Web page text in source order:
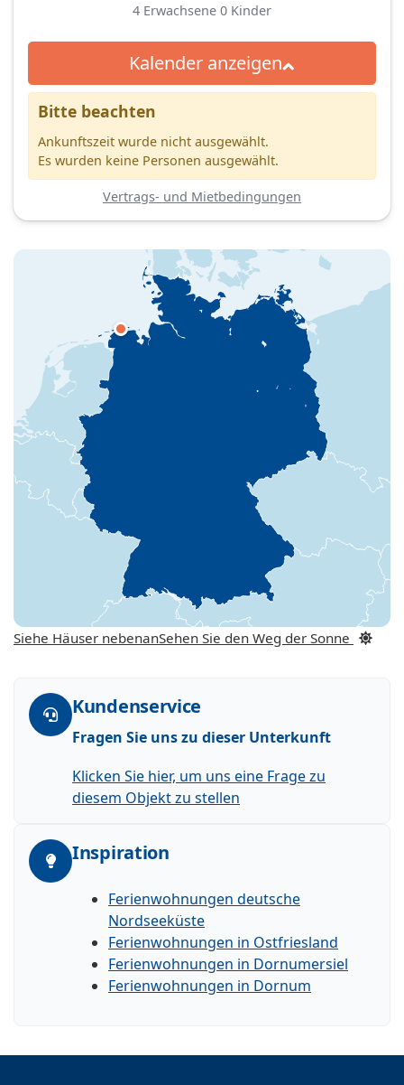
4 Erwachsene 0 Kinder
Kalender anzeigen
Bitte beachten
Ankunftszeit wurde nicht ausgewählt.
Es wurden keine Personen ausgewählt.
Vertrags- und Mietbedingungen
Siehe Häuser nebenanSehen Sie den Weg der Sonne
Kundenservice
Fragen Sie uns zu dieser Unterkunft
Klicken Sie hier, um uns eine Frage zu
diesem Objekt zu stellen
Inspiration
Ferienwohnungen deutsche
Nordseeküste
Ferienwohnungen in Ostfriesland
Ferienwohnungen in Dornumersiel
Ferienwohnungen in Dornum